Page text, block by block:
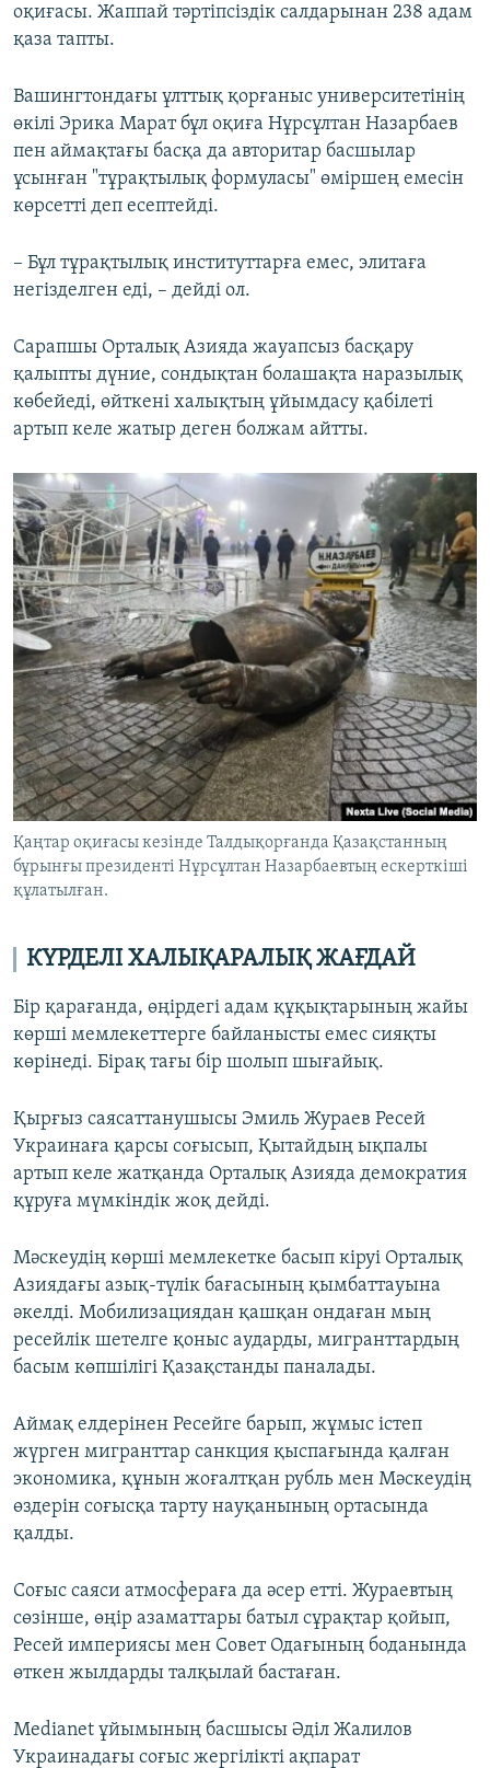
оқиғасы. Жаппай тәртіпсіздік салдарынан 238 адам
қаза тапты.
Вашингтондағы ұлттық қорғаныс университетінің
өкілі Эрика Марат бұл оқиға Нұрсұлтан Назарбаев
пен аймақтағы басқа да авторитар басшылар
ұсынған "тұрақтылық формуласы" өміршең емесін
көрсетті деп есептейді.
– Бұл тұрақтылық институттарға емес, элитаға
негізделген еді, – дейді ол.
Сарапшы Орталық Азияда жауапсыз басқару
қалыпты дүние, сондықтан болашақта наразылық
көбейеді, өйткені халықтың ұйымдасу қабілеті
артып келе жатыр деген болжам айтты.
Қаңтар оқиғасы кезінде Талдықорғанда Қазақстанның
бұрынғы президенті Нұрсұлтан Назарбаевтың ескерткіші
құлатылған.
КҮРДЕЛІ ХАЛЫҚАРАЛЫҚ ЖАҒДАЙ
Бір қарағанда, өңірдегі адам құқықтарының жайы
көрші мемлекеттерге байланысты емес сияқты
көрінеді. Бірақ тағы бір шолып шығайық.
Қырғыз саясаттанушысы Эмиль Жураев Ресей
Украинаға қарсы соғысып, Қытайдың ықпалы
артып келе жатқанда Орталық Азияда демократия
құруға мүмкіндік жоқ дейді.
Мәскеудің көрші мемлекетке басып кіруі Орталық
Азиядағы азық-түлік бағасының қымбаттауына
әкелді. Мобилизациядан қашқан ондаған мың
ресейлік шетелге қоныс аударды, мигранттардың
басым көпшілігі Қазақстанды паналады.
Аймақ елдерінен Ресейге барып, жұмыс істеп
жүрген мигранттар санкция қыспағында қалған
экономика, құнын жоғалтқан рубль мен Мәскеудің
өздерін соғысқа тарту науқанының ортасында
қалды.
Соғыс саяси атмосфераға да әсер етті. Жураевтың
сөзінше, өңір азаматтары батыл сұрақтар қойып,
Ресей империясы мен Совет Одағының боданында
өткен жылдарды талқылай бастаған.
Medianet ұйымының басшысы Әділ Жалилов
Украинадағы соғыс жергілікті ақпарат